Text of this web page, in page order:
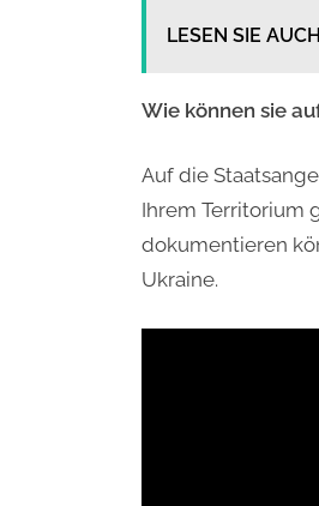
LESEN SIE
Wie können sie
Auf die
Ihrem Territorium
dokumentieren
Ukraine.